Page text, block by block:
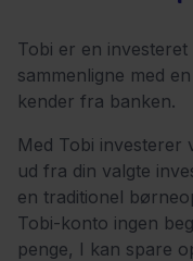
Tobi er en
sammenligne med
kender fra banken.
Med Tobi investerer
ud fra din valgte
en traditionel
Tobi-konto ingen
penge, I kan spare